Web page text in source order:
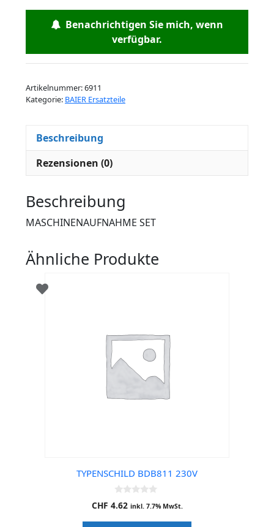
Benachrichtigen Sie mich, wenn
verfügbar.
Artikelnummer:6911
Kategorie: BAIER Ersatzteile
Beschreibung
Rezensionen (0)
Beschreibung
MASCHINENAUFNAHME SET
Ähnliche Produkte
TYPENSCHILD BDB811 230V
0
o
CHF 4.62 inkl. 7.7% MwSt.